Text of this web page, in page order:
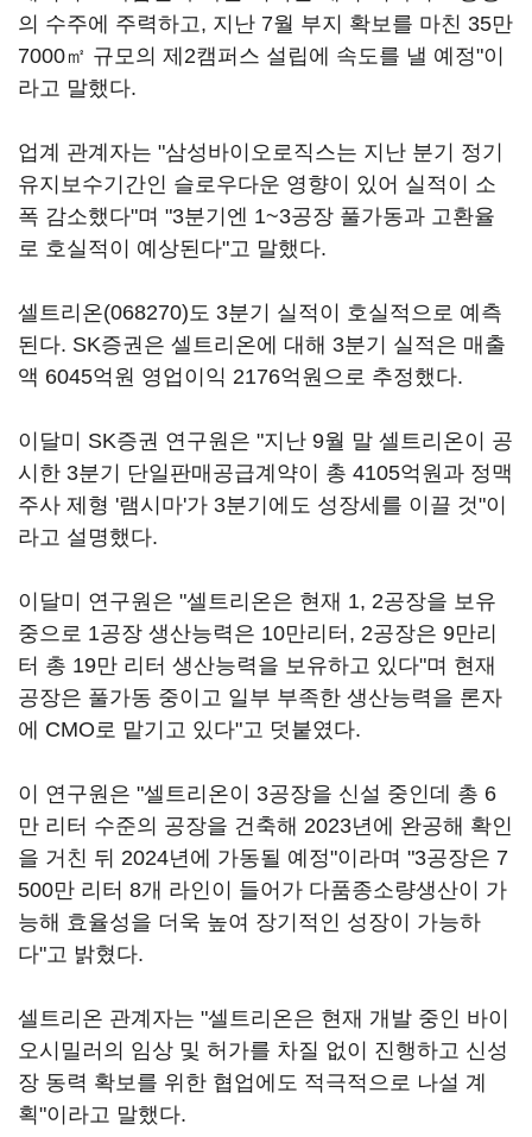
의 수주에 주력하고, 지난 7월 부지 확보를 마친 35만
7000㎡ 규모의 제2캠퍼스 설립에 속도를 낼 예정"이
라고 말했다.
업계 관계자는 "삼성바이오로직스는 지난 분기 정기
유지보수기간인 슬로우다운 영향이 있어 실적이 소
폭 감소했다"며 "3분기엔 1~3공장 풀가동과 고환율
로 호실적이 예상된다"고 말했다.
셀트리온(068270)도 3분기 실적이 호실적으로 예측
된다. SK증권은 셀트리온에 대해 3분기 실적은 매출
액 6045억원 영업이익 2176억원으로 추정했다.
이달미 SK증권 연구원은 "지난 9월 말 셀트리온이 공
시한 3분기 단일판매공급계약이 총 4105억원과 정맥
주사 제형 '램시마'가 3분기에도 성장세를 이끌 것"이
라고 설명했다.
이달미 연구원은 "셀트리온은 현재 1, 2공장을 보유
중으로 1공장 생산능력은 10만리터, 2공장은 9만리
터 총 19만 리터 생산능력을 보유하고 있다"며 현재
공장은 풀가동 중이고 일부 부족한 생산능력을 론자
에 CMO로 맡기고 있다"고 덧붙였다.
이 연구원은 "셀트리온이 3공장을 신설 중인데 총 6
만 리터 수준의 공장을 건축해 2023년에 완공해 확인
을 거친 뒤 2024년에 가동될 예정"이라며 "3공장은 7
500만 리터 8개 라인이 들어가 다품종소량생산이 가
능해 효율성을 더욱 높여 장기적인 성장이 가능하
다"고 밝혔다.
셀트리온 관계자는 "셀트리온은 현재 개발 중인 바이
오시밀러의 임상 및 허가를 차질 없이 진행하고 신성
장 동력 확보를 위한 협업에도 적극적으로 나설 계
획"이라고 말했다.